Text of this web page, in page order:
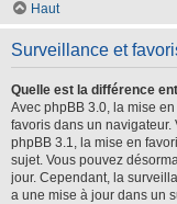
Haut
Surveillance et
Quelle est la différence
Avec phpBB 3.0, la mise
favoris dans un navigateur.
phpBB 3.1, la mise en
sujet. Vous pouvez
jour. Cependant, la
a une mise à jour dans un